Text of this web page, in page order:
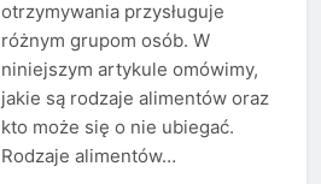
otrzymywania przysługuje
różnym grupom osób. W
niniejszym artykule omówimy,
jakie są rodzaje alimentów oraz
kto może się o nie ubiegać.
Rodzaje alimentów…